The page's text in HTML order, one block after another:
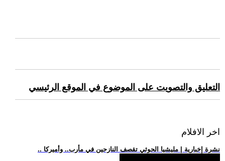
التعليق والتصويت على الموضوع في الموقع الرئيسي
اخر الافلام
.. نشرة إخبارية | مليشيا الحوثي تقصف النازحين في مأرب.. وأميركا